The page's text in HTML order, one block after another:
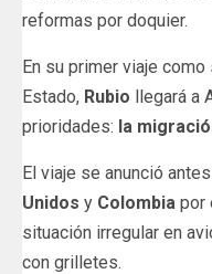
reformas por doquier.
En su primer viaje
Estado, Rubio llegará a
prioridades: la
El viaje se anunció
Unidos y Colombia por
situación irregular en
con grilletes.